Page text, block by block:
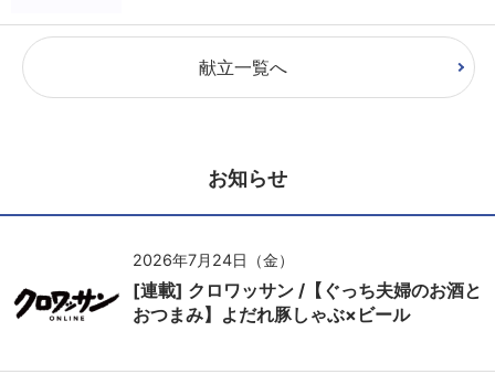
献立一覧へ
お知らせ
2026年7月24日（金）
[連載] クロワッサン /【ぐっち夫婦のお酒と
おつまみ】よだれ豚しゃぶ×ビール